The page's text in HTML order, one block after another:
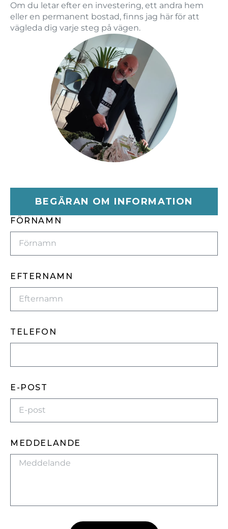
Om du letar efter en investering, ett andra hem
eller en permanent bostad, finns jag här för att
vägleda dig varje steg på vägen.
BEGÄRAN OM INFORMATION
FÖRNAMN
EFTERNAMN
TELEFON
E-POST
MEDDELANDE